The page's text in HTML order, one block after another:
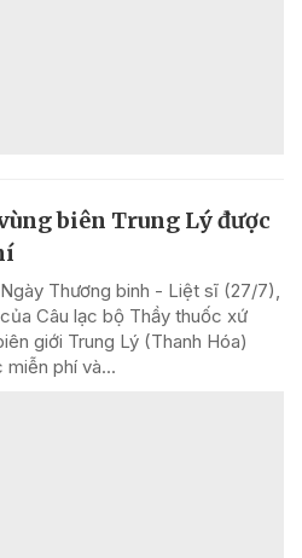
biên Trung Lý được
Thương binh - Liệt sĩ (27/7),
của Câu lạc bộ Thầy thuốc xứ
giới Trung Lý (Thanh Hóa)
phí và...